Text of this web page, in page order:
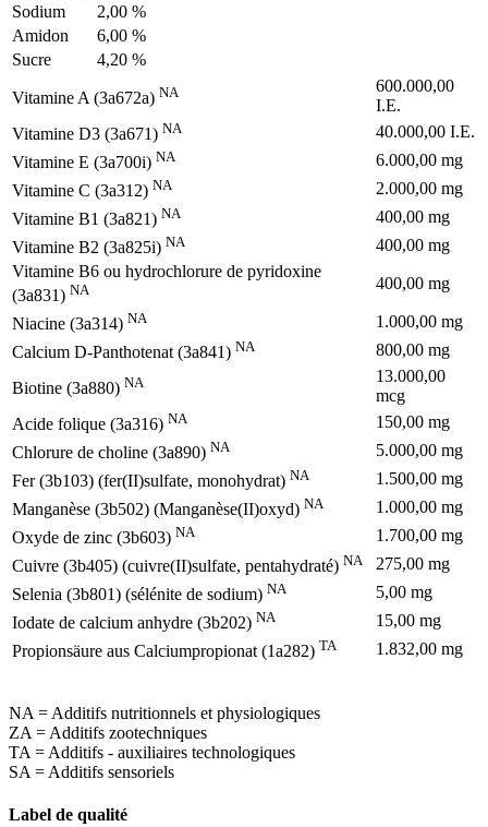
Sodium
2,00 %
Amidon
6,00 %
Sucre
4,20 %
Vitamine A (3a672a) NA
600.000,00
I.E.
Vitamine D3 (3a671) NA
40.000,00 I.E.
Vitamine E (3a700i) NA
6.000,00 mg
Vitamine C (3a312) NA
2.000,00 mg
Vitamine B1 (3a821) NA
400,00 mg
Vitamine B2 (3a825i) NA
400,00 mg
Vitamine B6 ou hydrochlorure de pyridoxine
(3a831) NA 400,00 mg
Niacine (3a314) NA
1.000,00 mg
Calcium D-Panthotenat (3a841) NA 800,00 mg
Biotine (3a880) NA
13.000,00
mcg
Acide folique (3a316) NA
150,00 mg
Chlorure de choline (3a890) NA
5.000,00 mg
Fer (3b103) (fer(II)sulfate, monohydrat) NA
1.500,00 mg
Manganèse (3b502) (Manganèse(II)oxyd) NA
1.000,00 mg
Oxyde de zinc (3b603) NA
1.700,00 mg
Cuivre (3b405) (cuivre(II)sulfate, pentahydraté) NA
275,00 mg
Selenia (3b801) (sélénite de sodium) NA
5,00 mg
Iodate de calcium anhydre (3b202) NA
15,00 mg
Propionsäure aus Calciumpropionat (1a282) TA 1.832,00 mg
NA = Additifs nutritionnels et physiologiques
ZA = Additifs zootechniques
TA = Additifs - auxiliaires technologiques
SA = Additifs sensoriels
Label de qualité